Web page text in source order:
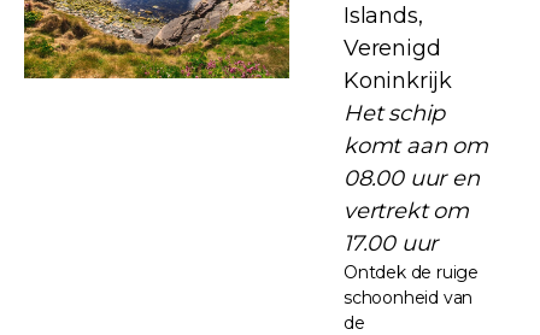
Islands,
Verenigd
Koninkrijk
Het schip
komt aan om
08.00 uur en
vertrekt om
17.00 uur
Ontdek de ruige
schoonheid van
de